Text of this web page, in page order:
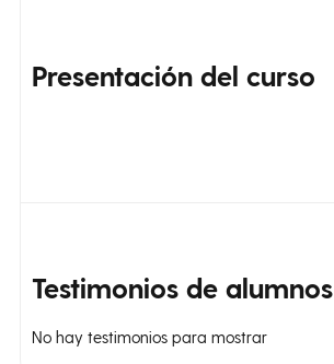
Presentación del curso
Testimonios de alumnos
No hay testimonios para mostrar